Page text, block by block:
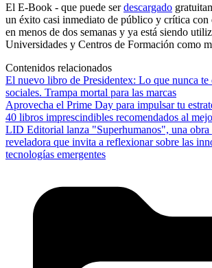
El E-Book - que puede serdescargado
un éxito casi inmediato de público y crítica con
en menos de dos semanas y ya está siendo
Universidades y Centros de Formación como
Contenidos relacionados
El nuevo libro de Presidentex: Lo que nunca te
sociales. Trampa mortal para las marcas
Aprovecha el Prime Day para impulsar tu
40 libros imprescindibles recomendados al
LID Editorial lanza "Superhumanos", una
reveladora que invita a reflexionar sobre las
tecnologías emergentes